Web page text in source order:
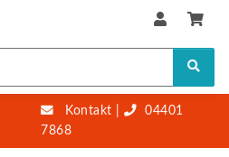
Kontakt
04401
7868